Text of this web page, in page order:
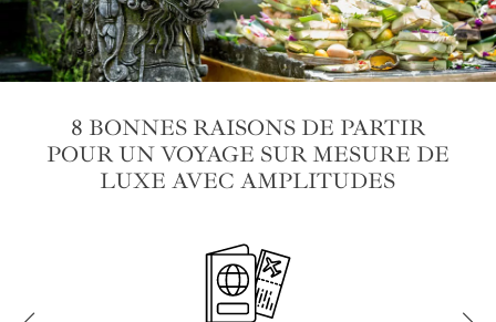
8 BONNES RAISONS DE PARTIR
POUR UN VOYAGE SUR MESURE DE
LUXE AVEC AMPLITUDES